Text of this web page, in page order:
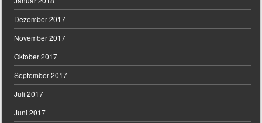
Dezember 2017
November 2017
Oktober 2017
September 2017
Juli 2017
Juni 2017